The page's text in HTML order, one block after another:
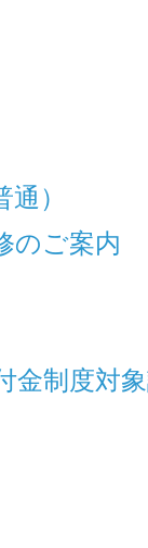
）
のご案内
金制度対